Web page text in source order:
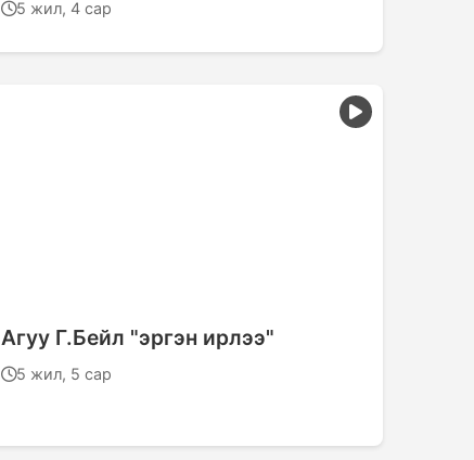
5 жил, 4 сар
Агуу Г.Бейл "эргэн ирлээ"
5 жил, 5 сар